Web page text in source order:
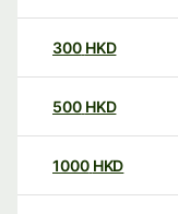
300 HKD
500 HKD
1000 HKD